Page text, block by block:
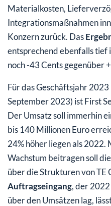
Materialkosten,
Integrationsmaßnahmen
Konzern zurück. Das
entsprechend ebenfalls tief
noch -43 Cents gegenüber
Für das Geschäftsjahr
September 2023) ist First
Der Umsatz soll immerhin
bis 140 Millionen Euro
24% höher liegen als 2022.
Wachstum beitragen soll
über die Strukturen von TE
Auftragseingang, der
über den Umsätzen lag,